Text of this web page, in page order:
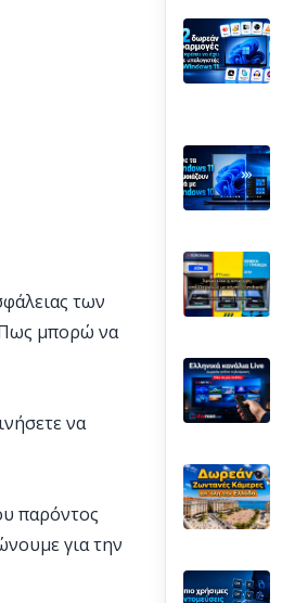
των
μπορώ να
να
παρόντος
για την